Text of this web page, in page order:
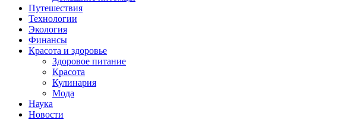
Путешествия
Технологии
Экология
Финансы
Красота и здоровье
Здоровое питание
Красота
Кулинария
Мода
Наука
Новости